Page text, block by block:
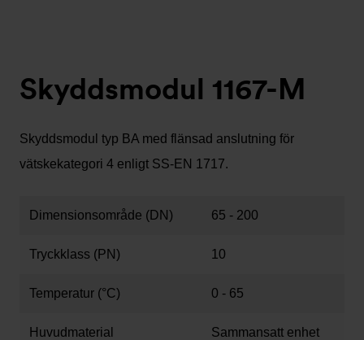
Skyddsmodul 1167-M
Skyddsmodul typ BA med flänsad anslutning för
vätskekategori 4 enligt SS-EN 1717.
Dimensionsområde (DN) 65 - 200
Tryckklass (PN) 10
Temperatur (°C) 0 - 65
Huvudmaterial Sammansatt enhet